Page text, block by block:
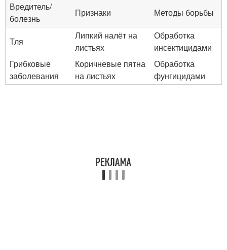
Вредитель/
болезнь
Признаки Методы борьбы
Тля
Липкий налёт на
листьях
Обработка
инсектицидами
Грибковые
заболевания
Коричневые пятна
на листьях
Обработка
фунгицидами